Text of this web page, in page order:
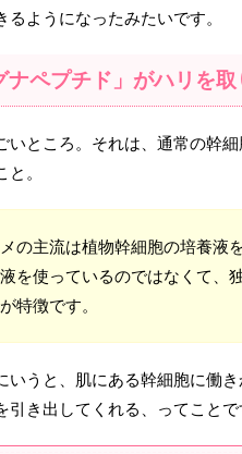
るようになったみたいです。
ナペプチド」がハリを取
いところ。それは、通常の幹
。
の主流は植物幹細胞の培養液
を使っているのではなくて、
特徴です。
いうと、肌にある幹細胞に働
引き出してくれる、ってことで